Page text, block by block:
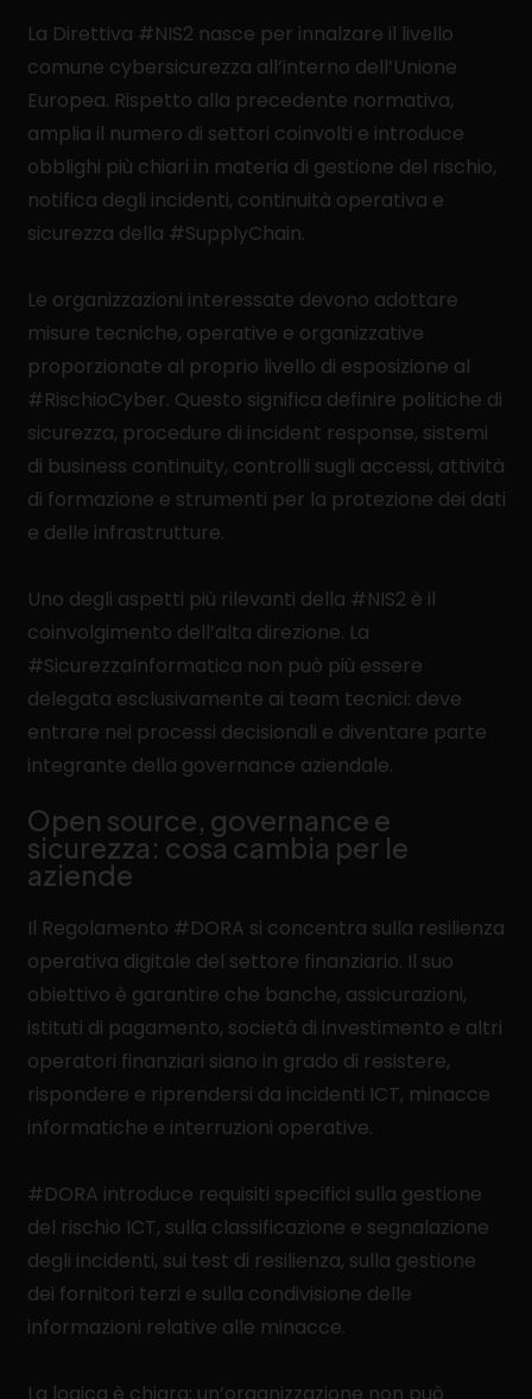
La Direttiva #NIS2 nasce per innalzare il livello
comune cybersicurezza all’interno dell’Unione
Europea. Rispetto alla precedente normativa,
amplia il numero di settori coinvolti e introduce
obblighi più chiari in materia di gestione del rischio,
notifica degli incidenti, continuità operativa e
sicurezza della #SupplyChain.
Le organizzazioni interessate devono adottare
misure tecniche, operative e organizzative
proporzionate al proprio livello di esposizione al
#RischioCyber. Questo significa definire politiche di
sicurezza, procedure di incident response, sistemi
di business continuity, controlli sugli accessi, attività
di formazione e strumenti per la protezione dei dati
e delle infrastrutture.
Uno degli aspetti più rilevanti della #NIS2 è il
coinvolgimento dell’alta direzione. La
#SicurezzaInformatica non può più essere
delegata esclusivamente ai team tecnici: deve
entrare nei processi decisionali e diventare parte
integrante della governance aziendale.
Open source, governance e
sicurezza: cosa cambia per le
aziende
Il Regolamento #DORA si concentra sulla resilienza
operativa digitale del settore finanziario. Il suo
obiettivo è garantire che banche, assicurazioni,
istituti di pagamento, società di investimento e altri
operatori finanziari siano in grado di resistere,
rispondere e riprendersi da incidenti ICT, minacce
informatiche e interruzioni operative.
#DORA introduce requisiti specifici sulla gestione
del rischio ICT, sulla classificazione e segnalazione
degli incidenti, sui test di resilienza, sulla gestione
dei fornitori terzi e sulla condivisione delle
informazioni relative alle minacce.